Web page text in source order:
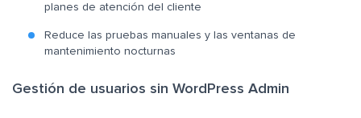
planes de atención del cliente
Reduce las pruebas manuales y las ventanas de
mantenimiento nocturnas
Gestión de usuarios sin WordPress Admin